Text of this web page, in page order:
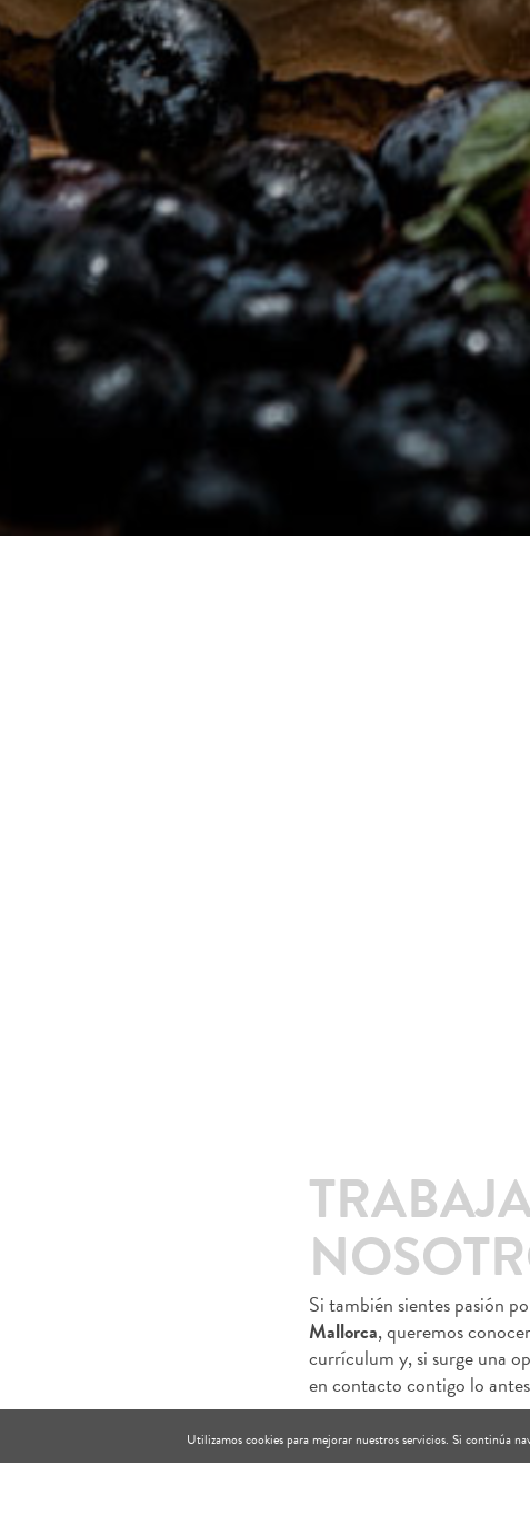
Si también sientes pasión
Mallorca, queremos
currículum y, si surge una
en contacto contigo lo
Utilizamos cookies para mejorar nuestros servicios. Si continúa